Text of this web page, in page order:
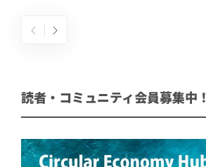
読者・コミュニティ会員募集中！